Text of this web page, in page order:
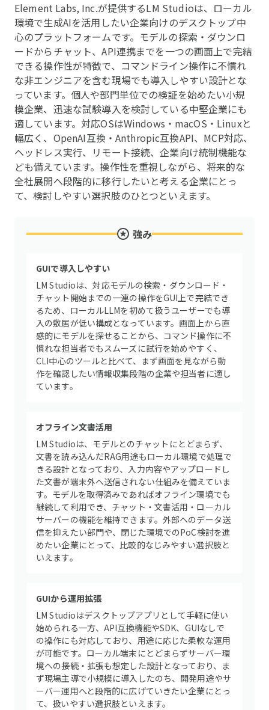
Element Labs, Inc.が提供するLM Studioは、ローカル
環境で生成AIを活用したい企業向けのデスクトップ中
心のプラットフォームです。モデルの探索・ダウンロ
ードからチャット、API連携までを一つの画面上で完結
できる操作性が特徴で、コマンドライン操作に不慣れ
な非エンジニアを含む現場でも導入しやすい設計とな
っています。個人や部門単位での検証を始めたい小規
模企業、迅速な試験導入を検討している中堅企業にも
適しています。対応OSはWindows・macOS・Linuxと
幅広く、OpenAI互換・Anthropic互換API、MCP対応、
ヘッドレス実行、リモート接続、企業向け統制機能な
ども備えています。操作性を重視しながら、将来的な
全社展開へ段階的に移行したいと考える企業にとっ
て、検討しやすい選択肢のひとつといえます。
強み
GUIで導入しやすい
LM Studioは、対応モデルの検索・ダウンロード・
チャット開始までの一連の操作をGUI上で完結でき
るため、ローカルLLMを初めて扱うユーザーでも導
入の敷居が低い構成となっています。画面上から直
感的にモデルを探せることから、コマンド操作に不
慣れな担当者でもスムーズに試行を始めやすく、
CLI中心のツールと比べて、まず画面を見ながら動
作を確認したい情報収集段階の企業や担当者に適し
ています。
オフライン文書活用
LM Studioは、モデルとのチャットにとどまらず、
文書を読み込んだRAG用途もローカル環境で処理で
きる設計となっており、入力内容やアップロードし
た文書が端末外へ送信されない仕組みを備えていま
す。モデルを取得済みであればオフライン環境でも
継続して利用でき、チャット・文書活用・ローカル
サーバーの機能を維持できます。外部へのデータ送
信を抑えたい部門や、閉じた環境でのPoC検討を進
めたい企業にとって、比較的なじみやすい選択肢と
いえます。
GUIから運用拡張
LM Studioはデスクトップアプリとして手軽に使い
始められる一方、API互換機能やSDK、GUIなしで
の操作にも対応しており、用途に応じた柔軟な運用
が可能です。ローカル端末にとどまらずサーバー環
境への接続・拡張も想定した設計となっており、ま
ず現場主導で小規模に導入したのち、開発用途やサ
ーバー運用へと段階的に広げていきたい企業にとっ
て、扱いやすい選択肢といえます。